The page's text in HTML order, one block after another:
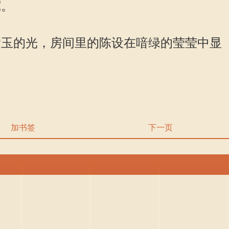
光，房间里的陈设在喑绿的莹莹中显
加书签 下一页